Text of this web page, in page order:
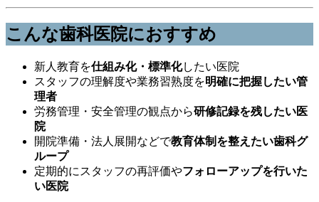
こんな歯科医院におすすめ
新人教育を仕組み化・標準化したい医院
スタッフの理解度や業務習熟度を明確に把握したい管
理者
労務管理・安全管理の観点から研修記録を残したい医
院
開院準備・法人展開などで教育体制を整えたい歯科グ
ループ
定期的にスタッフの再評価やフォローアップを行いた
い医院